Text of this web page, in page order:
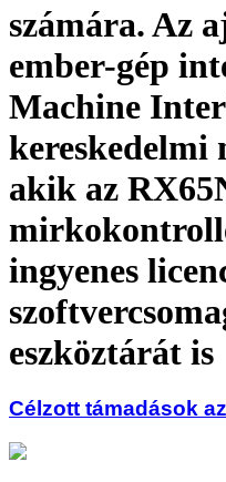
számára. Az
ember-gép
Machine
kereskedelmi
akik az
ingyenes
eszköztárát is
Célzott támadások